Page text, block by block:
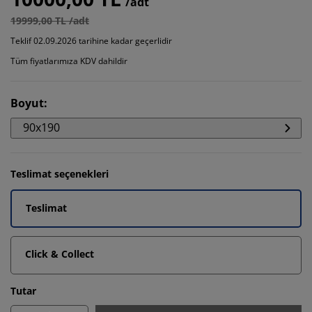
19999,00 TL /adt
Teklif 02.09.2026 tarihine kadar geçerlidir
Tüm fiyatlarımıza KDV dahildir
Boyut:
90x190
Teslimat seçenekleri
Teslimat
Click & Collect
Tutar